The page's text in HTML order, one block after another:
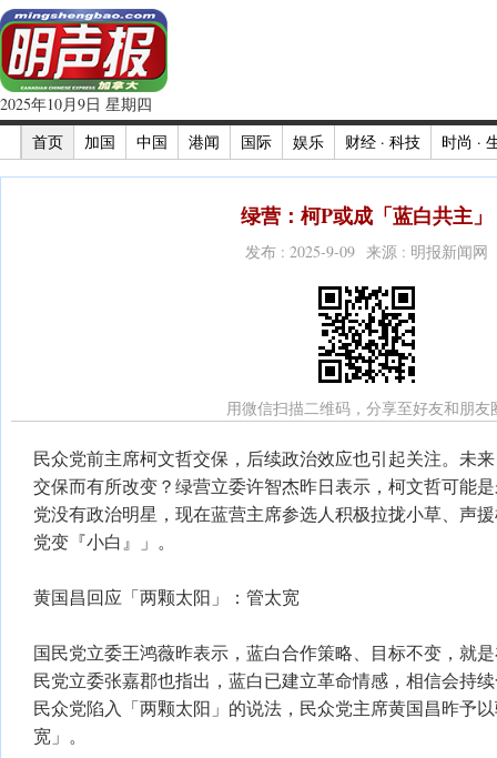
2025年10月9日 星期四
首页
加国 中国 港闻 国际 娱乐 财经 · 科技 时尚 ·
绿营：柯P或成「蓝白共主」
发布 : 2025-9-09 来源 : 明报新闻网
用微信扫描二维码，分享至好友和朋友
民众党前主席柯文哲交保，后续政治效应也引起关注。未
交保而有所改变？绿营立委许智杰昨日表示，柯文哲可能
党没有政治明星，现在蓝营主席参选人积极拉拢小草、声
党变『小白』」。
黄国昌回应「两颗太阳」：管太宽
国民党立委王鸿薇昨表示，蓝白合作策略、目标不变，就
民党立委张嘉郡也指出，蓝白已建立革命情感，相信会持
民众党陷入「两颗太阳」的说法，民众党主席黄国昌昨予
宽」。